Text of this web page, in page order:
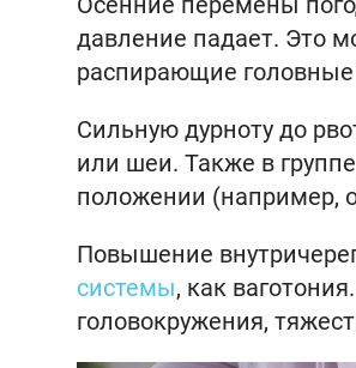
давление падает. Это
распирающие
Сильную дурноту до
или шеи. Также в
положении (например,
Повышение
системы, как
головокружения,